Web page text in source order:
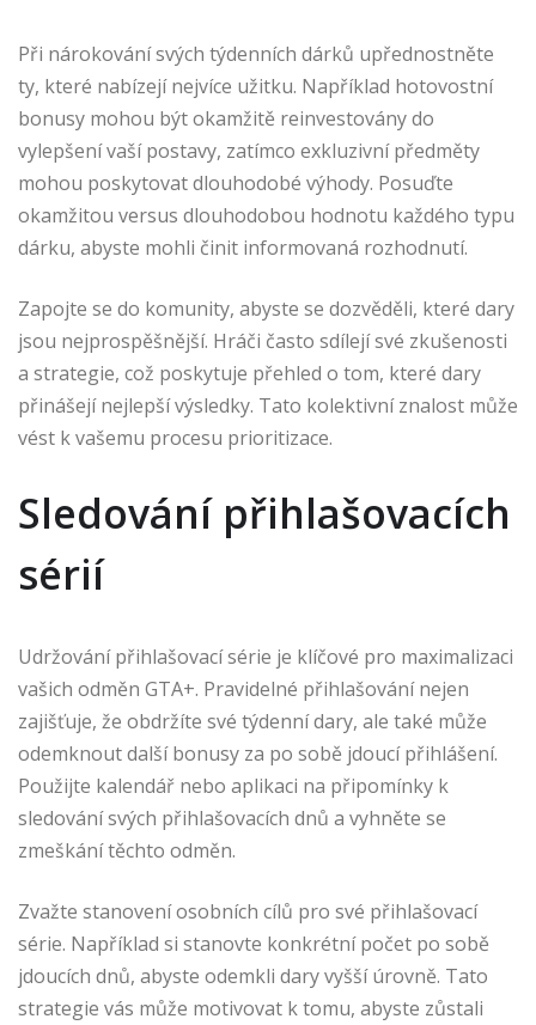
Při nárokování svých týdenních dárků upřednostněte
ty, které nabízejí nejvíce užitku. Například hotovostní
bonusy mohou být okamžitě reinvestovány do
vylepšení vaší postavy, zatímco exkluzivní předměty
mohou poskytovat dlouhodobé výhody. Posuďte
okamžitou versus dlouhodobou hodnotu každého typu
dárku, abyste mohli činit informovaná rozhodnutí.
Zapojte se do komunity, abyste se dozvěděli, které dary
jsou nejprospěšnější. Hráči často sdílejí své zkušenosti
a strategie, což poskytuje přehled o tom, které dary
přinášejí nejlepší výsledky. Tato kolektivní znalost může
vést k vašemu procesu prioritizace.
Sledování přihlašovacích
sérií
Udržování přihlašovací série je klíčové pro maximalizaci
vašich odměn GTA+. Pravidelné přihlašování nejen
zajišťuje, že obdržíte své týdenní dary, ale také může
odemknout další bonusy za po sobě jdoucí přihlášení.
Použijte kalendář nebo aplikaci na připomínky k
sledování svých přihlašovacích dnů a vyhněte se
zmeškání těchto odměn.
Zvažte stanovení osobních cílů pro své přihlašovací
série. Například si stanovte konkrétní počet po sobě
jdoucích dnů, abyste odemkli dary vyšší úrovně. Tato
strategie vás může motivovat k tomu, abyste zůstali